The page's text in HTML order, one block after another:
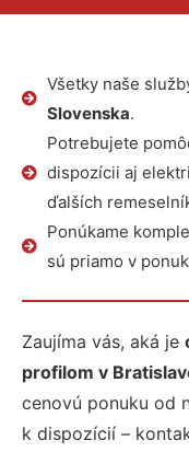
Všetky naše
Slovenska.
Potrebujete
dispozícii aj
ďalších
Ponúkame
sú priamo v
Zaujíma vás, aká je
profilom v
cenovú ponuku od
k dispozícií –